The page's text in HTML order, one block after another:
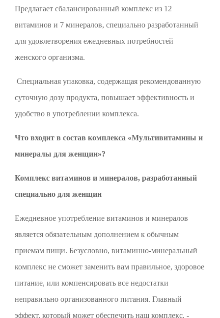
Предлагает сбалансированный комплекс из 12
витаминов и 7 минералов, специально разработанный
для удовлетворения ежедневных потребностей
женского организма.
Специальная упаковка, содержащая рекомендованную
суточную дозу продукта, повышает эффективность и
удобство в употреблении комплекса.
Что входит в состав комплекса «Мультивитамины и
минералы для женщин»?
Комплекс витаминов и минералов, разработанный
специально для женщин
Ежедневное употребление витаминов и минералов
является обязательным дополнением к обычным
приемам пищи. Безусловно, витаминно-минеральный
комплекс не сможет заменить вам правильное, здоровое
питание, или компенсировать все недостатки
неправильно организованного питания. Главный
эффект, который может обеспечить наш комплекс, -